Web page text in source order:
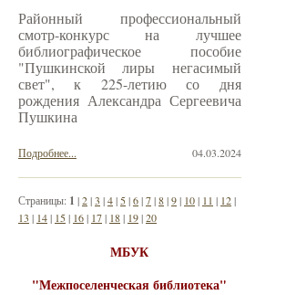
Районный профессиональный
смотр-конкурс на лучшее
библиографическое пособие
"Пушкинской лиры негасимый
свет", к 225-летию со дня
рождения Александра Сергеевича
Пушкина
04.03.2024
Подробнее...
Страницы: 1 |2|3 |4| 5|6|7|8|9| 10| 11 | 12|
13 | 14| 15| 16| 17| 18| 19|20
МБУК
"Межпоселенческая библиотека"